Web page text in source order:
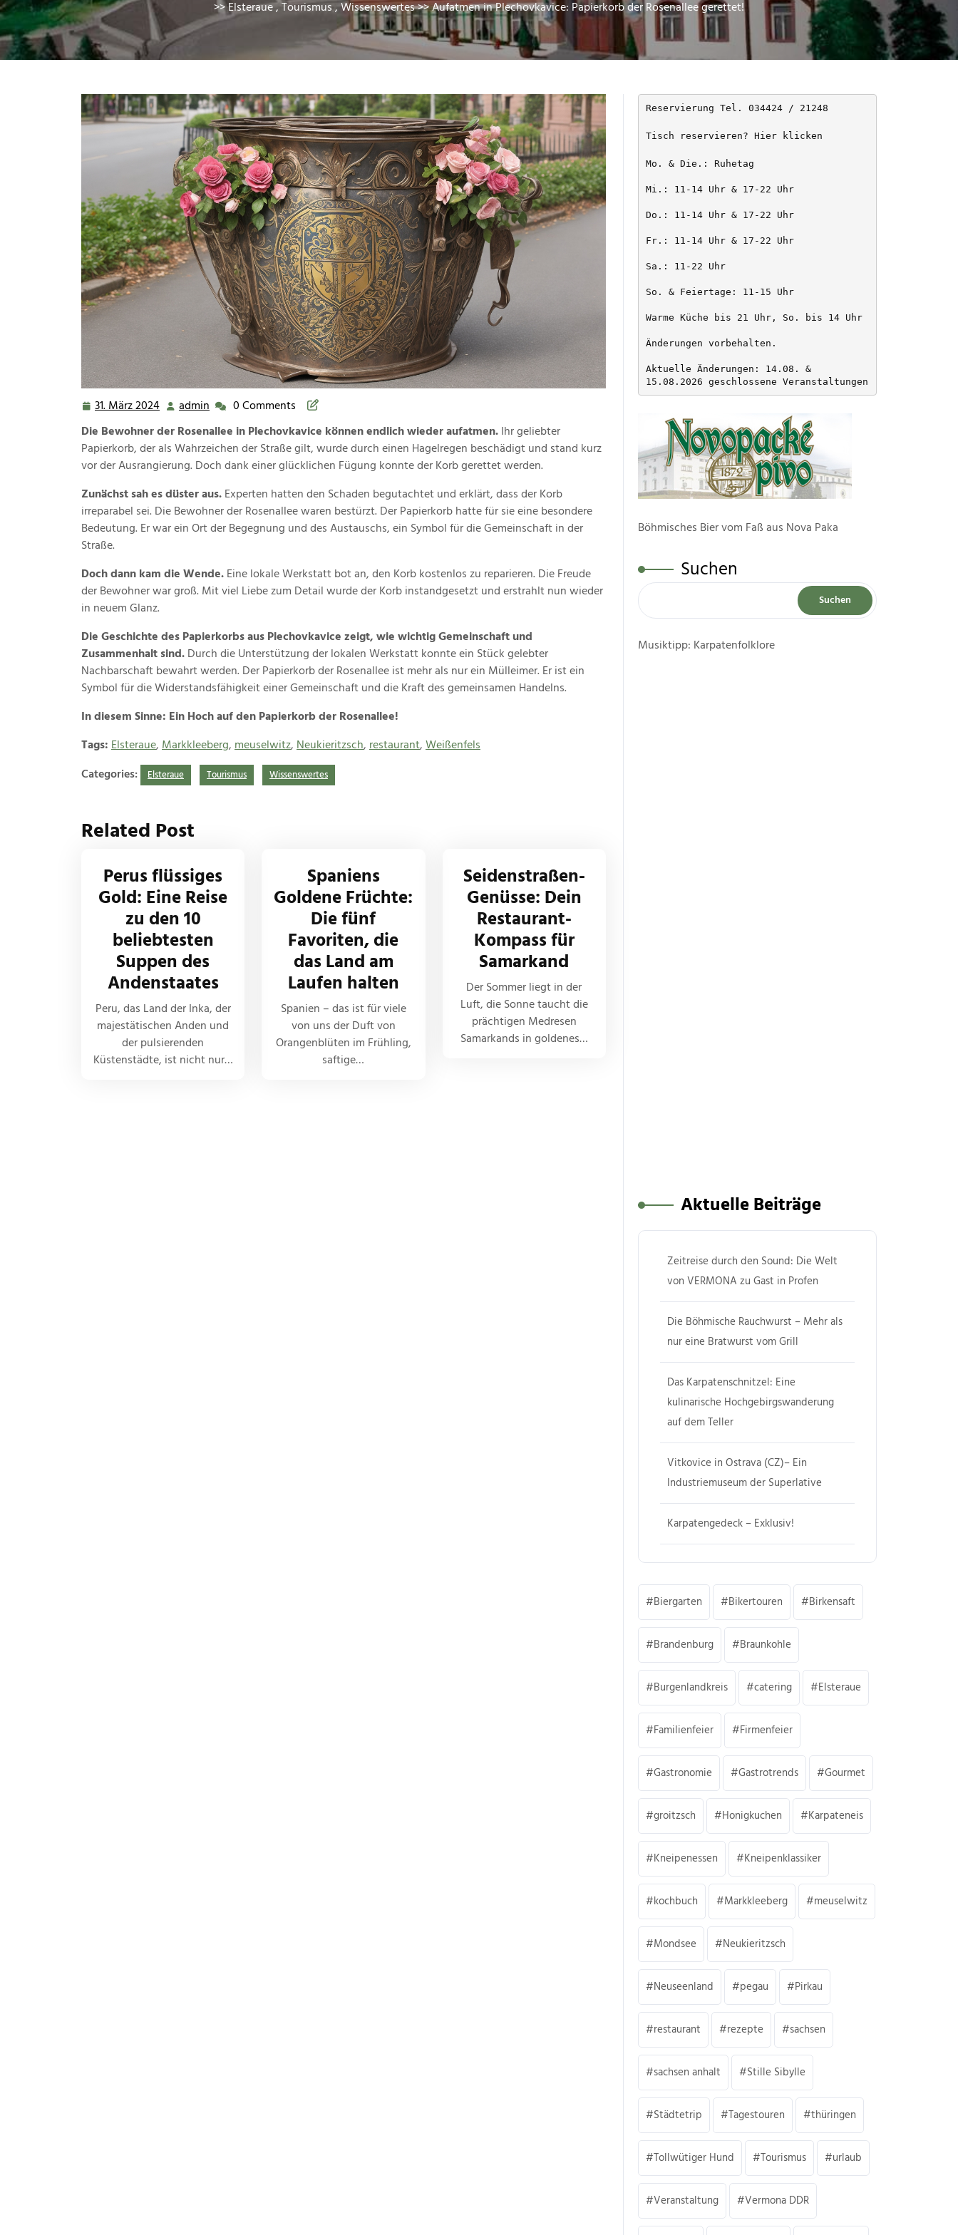
>>Elsteraue,Tourismus,Wissenswertes>> Aufatmen in Plechovkavice: Papierkorb der Rosenallee gerettet!
31. März 2024 31.
März
2024
admin admin0 Comments
Die Bewohner der Rosenallee in Plechovkavice können endlich wieder aufatmen. Ihr geliebter
Papierkorb, der als Wahrzeichen der Straße gilt, wurde durch einen Hagelregen beschädigt und stand kurz
vor der Ausrangierung. Doch dank einer glücklichen Fügung konnte der Korb gerettet werden.
Zunächst sah es düster aus. Experten hatten den Schaden begutachtet und erklärt, dass der Korb
irreparabel sei. Die Bewohner der Rosenallee waren bestürzt. Der Papierkorb hatte für sie eine besondere
Bedeutung. Er war ein Ort der Begegnung und des Austauschs, ein Symbol für die Gemeinschaft in der
Straße.
Doch dann kam die Wende. Eine lokale Werkstatt bot an, den Korb kostenlos zu reparieren. Die Freude
der Bewohner war groß. Mit viel Liebe zum Detail wurde der Korb instandgesetzt und erstrahlt nun wieder
in neuem Glanz.
Die Geschichte des Papierkorbs aus Plechovkavice zeigt, wie wichtig Gemeinschaft und
Zusammenhalt sind. Durch die Unterstützung der lokalen Werkstatt konnte ein Stück gelebter
Nachbarschaft bewahrt werden. Der Papierkorb der Rosenallee ist mehr als nur ein Mülleimer. Er ist ein
Symbol für die Widerstandsfähigkeit einer Gemeinschaft und die Kraft des gemeinsamen Handelns.
In diesem Sinne: Ein Hoch auf den Papierkorb der Rosenallee!
Tags: Elsteraue, Markkleeberg, meuselwitz, Neukieritzsch, restaurant, Weißenfels
Categories:
Elsteraue Tourismus Wissenswertes
Related Post
Perus flüssiges
Gold: Eine Reise
zu den 10
beliebtesten
Suppen des
Andenstaates
Peru, das Land der Inka, der
majestätischen Anden und
der pulsierenden
Küstenstädte, ist nicht nur…
Spaniens
Goldene Früchte:
Die fünf
Favoriten, die
das Land am
Laufen halten
Spanien – das ist für viele
von uns der Duft von
Orangenblüten im Frühling,
saftige…
Seidenstraßen-
Genüsse: Dein
Restaurant-
Kompass für
Samarkand
Der Sommer liegt in der
Luft, die Sonne taucht die
prächtigen Medresen
Samarkands in goldenes…
Reservierung Tel. 034424 / 21248
Tisch reservieren? Hier klicken
Mo. & Die.: Ruhetag
Mi.: 11-14 Uhr & 17-22 Uhr
Do.: 11-14 Uhr & 17-22 Uhr
Fr.: 11-14 Uhr & 17-22 Uhr
Sa.: 11-22 Uhr
So. & Feiertage: 11-15 Uhr
Warme Küche bis 21 Uhr, So. bis 14 Uhr
Änderungen vorbehalten.
Aktuelle Änderungen: 14.08. &
15.08.2026 geschlossene Veranstaltungen
Böhmisches Bier vom Faß aus Nova Paka
Suchen
Suchen
Musiktipp: Karpatenfolklore
Aktuelle Beiträge
Zeitreise durch den Sound: Die Welt
von VERMONA zu Gast in Profen
Die Böhmische Rauchwurst – Mehr als
nur eine Bratwurst vom Grill
Das Karpatenschnitzel: Eine
kulinarische Hochgebirgswanderung
auf dem Teller
Vitkovice in Ostrava (CZ)– Ein
Industriemuseum der Superlative
Karpatengedeck – Exklusiv!
Biergarten Bikertouren Birkensaft
Brandenburg Braunkohle
Burgenlandkreis catering Elsteraue
Familienfeier Firmenfeier
Gastronomie Gastrotrends Gourmet
groitzsch Honigkuchen Karpateneis
Kneipenessen Kneipenklassiker
kochbuch Markkleeberg meuselwitz
Mondsee Neukieritzsch
Neuseenland pegau Pirkau
restaurant rezepte sachsen
sachsen anhalt Stille Sibylle
Städtetrip Tagestouren thüringen
Tollwütiger Hund Tourismus urlaub
Veranstaltung Vermona DDR